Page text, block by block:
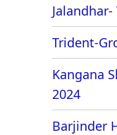
Trident-
Kangana
2024
Barjinder